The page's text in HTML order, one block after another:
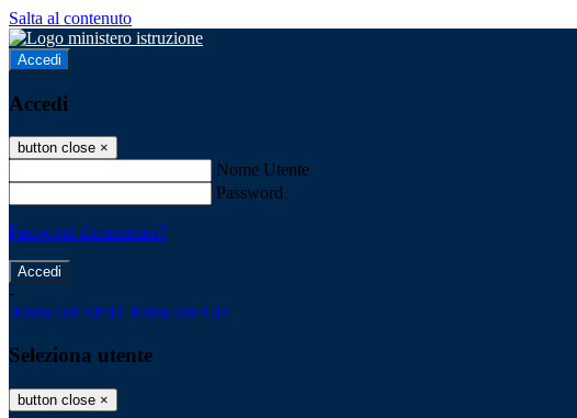
Salta al contenuto
Accedi
Accedi
button close ×
Nome Utente
Password
Password dimenticata?
-
Entra con SPID Entra con CIE
Seleziona utente
button close ×